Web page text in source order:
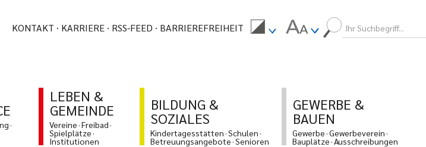
KONTAKT KARRIERE RSS-FEED BARRIEREFREIHEIT
LEBEN &
GEMEINDE
Vereine Freibad
Spielplätze
Institutionen
BILDUNG &
SOZIALES
Kindertagesstätten Schulen
Betreuungsangebote Senioren
GEWERBE &
BAUEN
Gewerbe Gewerbeverein
Bauplätze Ausschreibungen